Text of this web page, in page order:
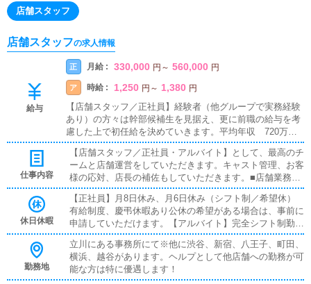
り！20-30年代の年収1000万円超達成者
続出中 歩合があるからもっともっと頑
川・八王子・町田・横浜・越谷から選べ
ます♪
店舗スタッフ
店舗スタッフの求人情報
給与
正 月給 : 330,000 円 ～ 560,000 円
ア 時給 : 1,250 円 ～ 1,380 円
【店舗スタッフ／正社員】経験者（他グループで実務経験
あり）の方々は幹部候補生を見据え、更に前職の給与を考
慮した上で初任給を決めていきます。平均年収 720万円
（試用期間有り）★店長、幹部候補のステージに上がる
と、基本給+店舗売上の歩合+役職手当があります。ボーナ
ス支給あり例）入社５ヶ月 一般スタッフ（経験者） 年
収600万入社７ヶ月 一般スタッフ（未経験） 年収540万
入社１年 総合職 年収960万明確な評価軸に基づき、昇
格、昇給あり【店舗スタッフ／アルバイト（業務委託）】
時給1250円スタート能力に応じてスタート時の給与は変動
します★本業との掛け持ち可能★副業としてスタート可能
明確な評価軸に基づき、昇格、昇給あり
仕事内容
【店舗スタッフ／正社員・アルバイト】として、最高のチ
ームと店舗運営をしていただきます。キャスト管理、お客
様の応対、店長の補佐もしていただきます。■店舗業務
『店舗スタッフ』として接客・受付業務・ウェブマーケテ
ィングを行っていただきます。慣れてきたら『キャストの
管理』『経営に関わる業務』をしていきます。一般スタッ
フでも実力が評価されると店長としてのオファーがあり、
店舗の運営をお任せします。■対面接客・受付業務お客様
からのお問合せに対して案内を行います。予約の確認、会
計作業、注意事項の喚起などが主な業務です。先輩スタッ
フに付いて業務内容を見ながら徐々に覚えます。業界未経
休日休暇
【正社員】月8日休み、月6日休み（シフト制／希望休）
有給制度、慶弔休暇あり公休の希望がある場合は、事前に
申請していただけます。【アルバイト】完全シフト制勤務
されたい希望の時間帯、休みを取りたい日を事前に申請し
ていただけます。
勤務地
立川にある事務所にて※他に渋谷、新宿、八王子、町田、
横浜、越谷があります。ヘルプとして他店舗への勤務が可
能な方は特に優遇します！